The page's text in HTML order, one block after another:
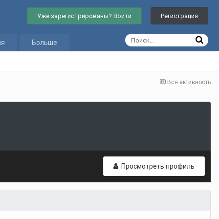
Уже зарегистрированы? Войти Регистрация
Больше
Вся активность
Просмотреть профиль